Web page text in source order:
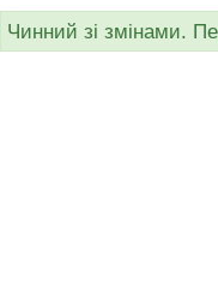
Чинний зі змінами.